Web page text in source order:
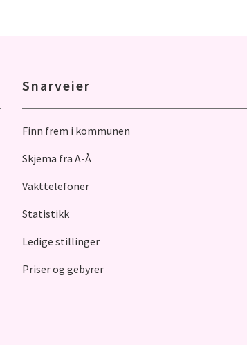
Snarveier
Finn frem i kommunen
Skjema fra A-Å
Vakttelefoner
Statistikk
Ledige stillinger
Priser og gebyrer